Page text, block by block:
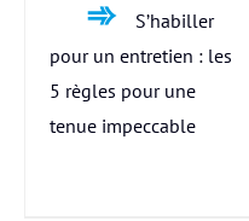
S’habiller
pour un entretien : les
5 règles pour une
tenue impeccable